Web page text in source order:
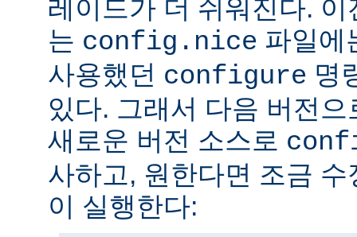
레이드가 더 쉬워진다.
는 config.nice 파일에
사용했던 configure 명
있다. 그래서 다음 버전
새로운 버전 소스로
사하고, 원한다면 조금
이 실행한다: